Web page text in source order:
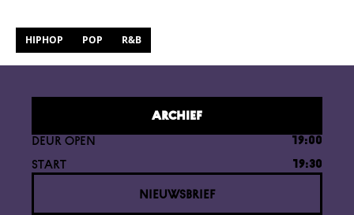
HIPHOP POP R&B
ARCHIEF
DEUR OPEN 19:00
START 19:30
NIEUWSBRIEF